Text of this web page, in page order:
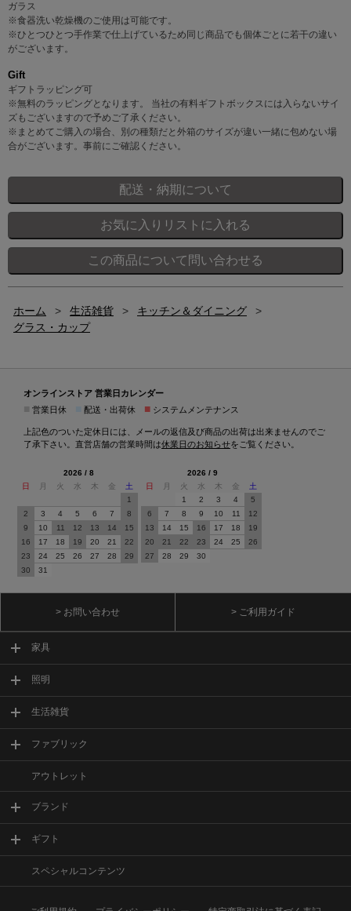
ガラス
※食器洗い乾燥機のご使用は可能です。
※ひとつひとつ手作業で仕上げているため同じ商品でも個体ごとに若干の違い
がございます。
Gift
ギフトラッピング可
※無料のラッピングとなります。 当社の有料ギフトボックスには入らないサイ
ズもございますので予めご了承ください。
※まとめてご購入の場合、別の種類だと外箱のサイズが違い一緒に包めない場
合がございます。事前にご確認ください。
ホーム > 生活雑貨 > キッチン＆ダイニング
>
グラス・カップ
オンラインストア 営業日カレンダー
営業日休 配送・出荷休 ■ システムメンテナンス
上記色のついた定休日には、メールの返信及び商品の出荷は出来ませんのでご
了承下さい。直営店舗の営業時間は休業日のお知らせをご覧ください。
2026 / 8
日
月 火 水 木 金
土
1
2
3 4 5 6 7
8
9
10 11 12 13 14
15
16
17 18 19 20 21
22
23
24 25 26 27 28
29
30
31
2026 / 9
日
月 火 水 木 金
土
1
2 3 4
5
6
7 8 9 10 11
12
13
14 15 16 17 18
19
20
21 22 23 24 25
26
27
28 29 30
> お問い合わせ > ご利用ガイド
家具
照明
生活雑貨
ファブリック
アウトレット
ブランド
ギフト
スペシャルコンテンツ